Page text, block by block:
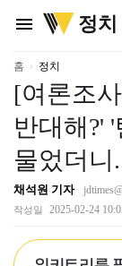
menu
위
키
정치
홈 정치
[여론조
반대해?'
물었더니
채석원 기자
작성일 2025-02-24